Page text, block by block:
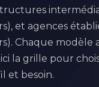
et agences
Chaque modèle
la grille pour
et besoin.